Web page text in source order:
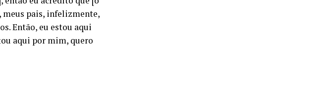
pais, infelizmente,
Então, eu estou aqui
aqui por mim, quero